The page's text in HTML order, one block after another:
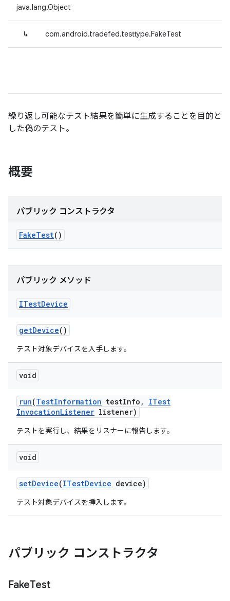
java.lang.Object
↳ com.android.tradefed.testtype.FakeTest
繰り返し可能なテスト結果を簡単に生成することを目的と
した偽のテスト。
概要
パブリック コンストラクタ
FakeTest()
パブリック メソッド
ITestDevice
getDevice()
テスト対象デバイスを入手します。
void
run(TestInformation testInfo ,
ITest
InvocationListener listener)
テストを実行し、結果をリスナーに報告します。
void
setDevice(ITestDevice device)
テスト対象デバイスを挿入します。
パブリック コンストラクタ
FakeTest